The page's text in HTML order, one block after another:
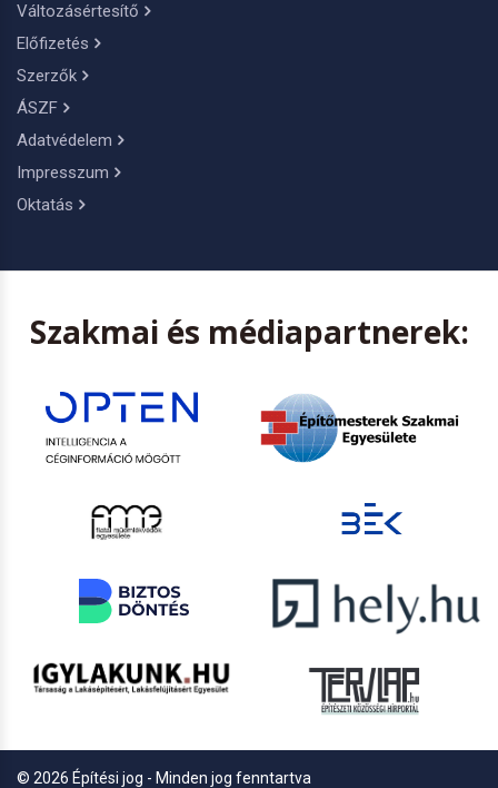
Változásértesítő
Előfizetés
Szerzők
ÁSZF
Adatvédelem
Impresszum
Oktatás
Szakmai és médiapartnerek:
© 2026 Építési jog - Minden jog fenntartva